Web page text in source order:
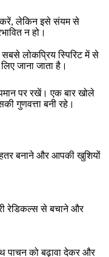
करें, लेकिन इसे संयम से
न हो।
सबसे लोकप्रिय स्पिरिट में से
जाना जाता है।
पर रखें। एक बार खोले
गुणवत्ता बनी रहे।
बनाने और आपकी खुशियों
रेडिकल्स से बचाने और
पाचन को बढ़ावा देकर और